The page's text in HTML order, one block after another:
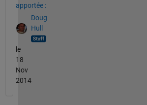
apportée :
Doug
Hull
le
18
Nov
2014